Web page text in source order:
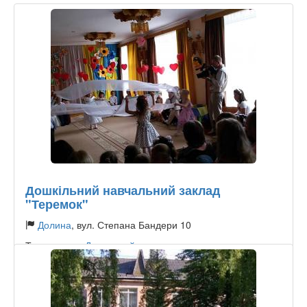
Дошкільний навчальний заклад
"Теремок"
Долина, вул. Степана Бандери 10
Тип садочку:Державний